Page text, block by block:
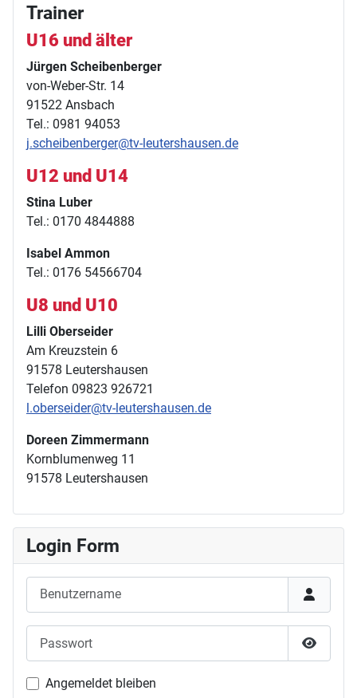
Trainer
U16 und älter
Jürgen Scheibenberger
von-Weber-Str. 14
91522 Ansbach
Tel.: 0981 94053
j.scheibenberger@tv-leutershausen.de
U12 und U14
Stina Luber
Tel.: 0170 4844888
Isabel Ammon
Tel.: 0176 54566704
U8 und U10
Lilli Oberseider
Am Kreuzstein 6
91578 Leutershausen
Telefon 09823 926721
l.oberseider@tv-leutershausen.de
Doreen Zimmermann
Kornblumenweg 11
91578 Leutershausen
Login Form
Angemeldet bleiben